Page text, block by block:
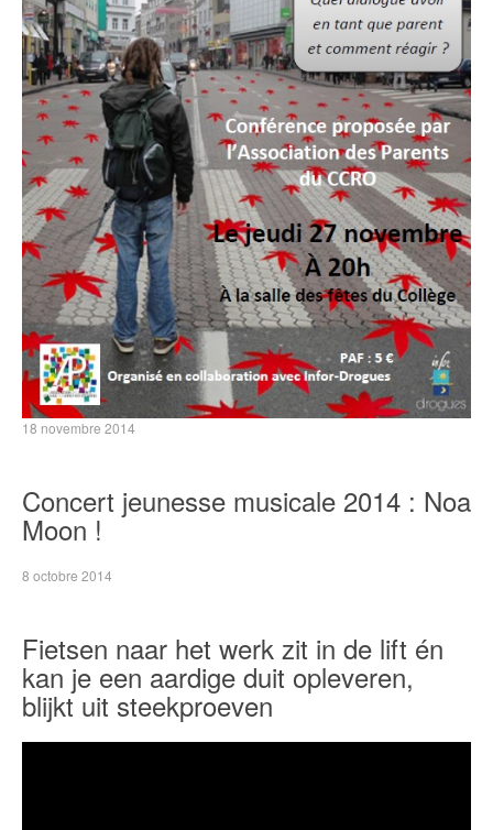
18 novembre 2014
Concert jeunesse musicale 2014 : Noa
Moon !
8 octobre 2014
Fietsen naar het werk zit in de lift én
kan je een aardige duit opleveren,
blijkt uit steekproeven